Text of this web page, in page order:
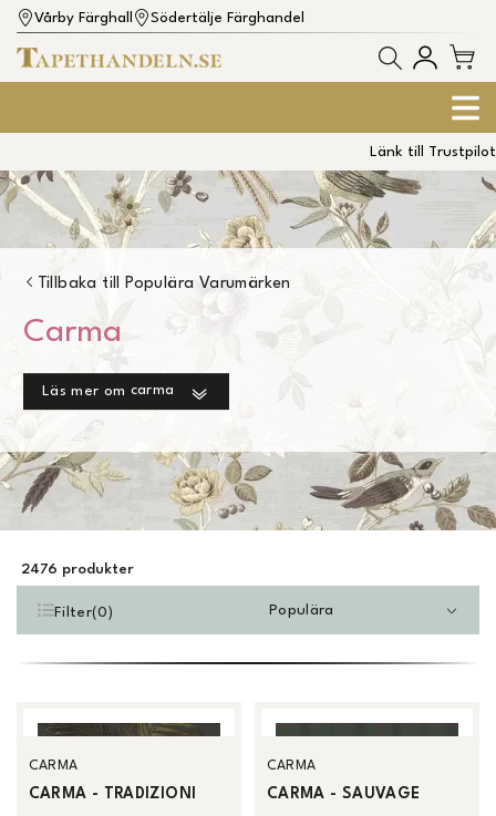
Vårby Färghall Södertälje Färghandel
Länk till Trustpilot
Tillbaka till Populära Varumärken
Carma
Läs mer om carma
2476 produkter
Filter(0) Populära
CARMA
CARMA - TRADIZIONI
CARMA
CARMA - SAUVAGE